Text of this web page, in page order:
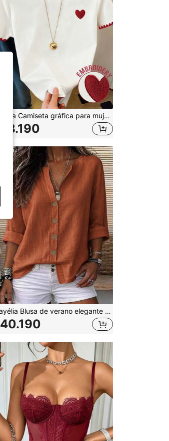
Resyla Camiseta gráfica para mujer, nuevo diseño de verano, blanca con bordado de corazón rojo y diente de perro, para uso al aire libre, estilo callejero, uso casual, citas, camiseta de manga corta para mujer
28.190
Zayélia Blusa de verano elegante y sencilla de tejido suave para mujer, camisa de trabajo
40.190